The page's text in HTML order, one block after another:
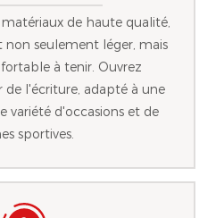
de haute qualité,
non seulement léger, mais
à tenir. Ouvrez
de l'écriture, adapté à une
variété d'occasions et de
sportives.